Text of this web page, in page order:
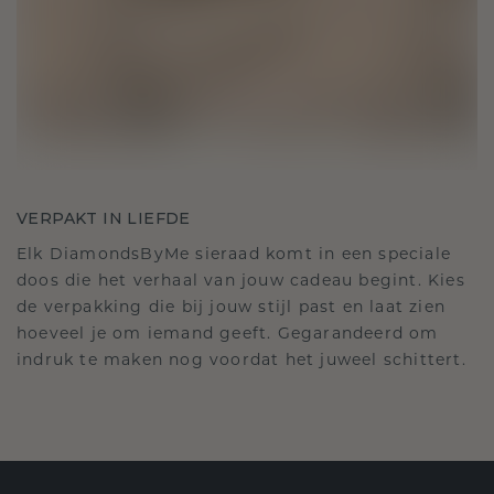
VERPAKT IN LIEFDE
Elk DiamondsByMe sieraad komt in een speciale
doos die het verhaal van jouw cadeau begint. Kies
de verpakking die bij jouw stijl past en laat zien
hoeveel je om iemand geeft. Gegarandeerd om
indruk te maken nog voordat het juweel schittert.